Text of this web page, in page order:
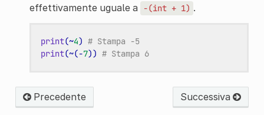
effettivamente uguale a
-(int + 1) .
print(~4) # Stampa -5
print(~(-7)) # Stampa 6
Precedente Successiva